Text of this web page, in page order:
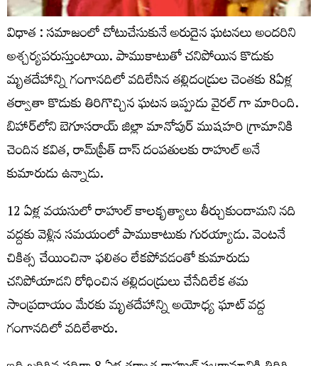
విధాత : సమాజంలో చోటుచేసుకునే అరుదైన ఘటనలు అందరిని
అశ్చర్యపరుస్తుంటాయి. పాముకాటుతో చనిపోయిన కొడుకు
మృతదేహాన్ని గంగానదిలో వదిలేసిన తల్లిదండ్రుల చెంతకు 8ఏళ్ల
తర్వాతా కొడుకు తిరిగొచ్చిన ఘటన ఇప్పుడు వైరల్ గా మారింది.
బిహార్‌లోని బెగూసరాయ్‌ జిల్లా మానోపుర్‌ ముషహరి గ్రామానికి
చెందిన కవిత, రామ్‌ప్రీత్‌ దాస్‌ దంపతులకు రాహుల్ అనే
కుమారుడు ఉన్నాడు.
12 ఏళ్ల వయసులో రాహుల్ కాలకృత్యాలు తీర్చుకుందామని నది
వద్దకు వెళ్లిన సమయంలో పాముకాటుకు గురయ్యాడు. వెంటనే
చికిత్స చేయించినా ఫలితం లేకపోవడంతో కుమారుడు
చనిపోయాడని రోధించిన తల్లిదండ్రులు చేసేదిలేక తమ
సాంప్రదాయం మేరకు మృతదేహాన్ని అయోధ్య ఘాట్‌ వద్ద
గంగానదిలో వదిలేశారు.